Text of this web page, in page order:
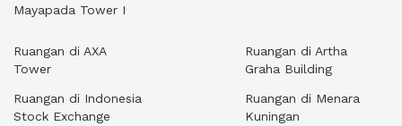
Mayapada Tower I
Ruangan di AXA
Tower
Ruangan di Indonesia
Stock Exchange
Ruangan di Artha
Graha Building
Ruangan di Menara
Kuningan